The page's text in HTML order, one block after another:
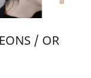
/ OR